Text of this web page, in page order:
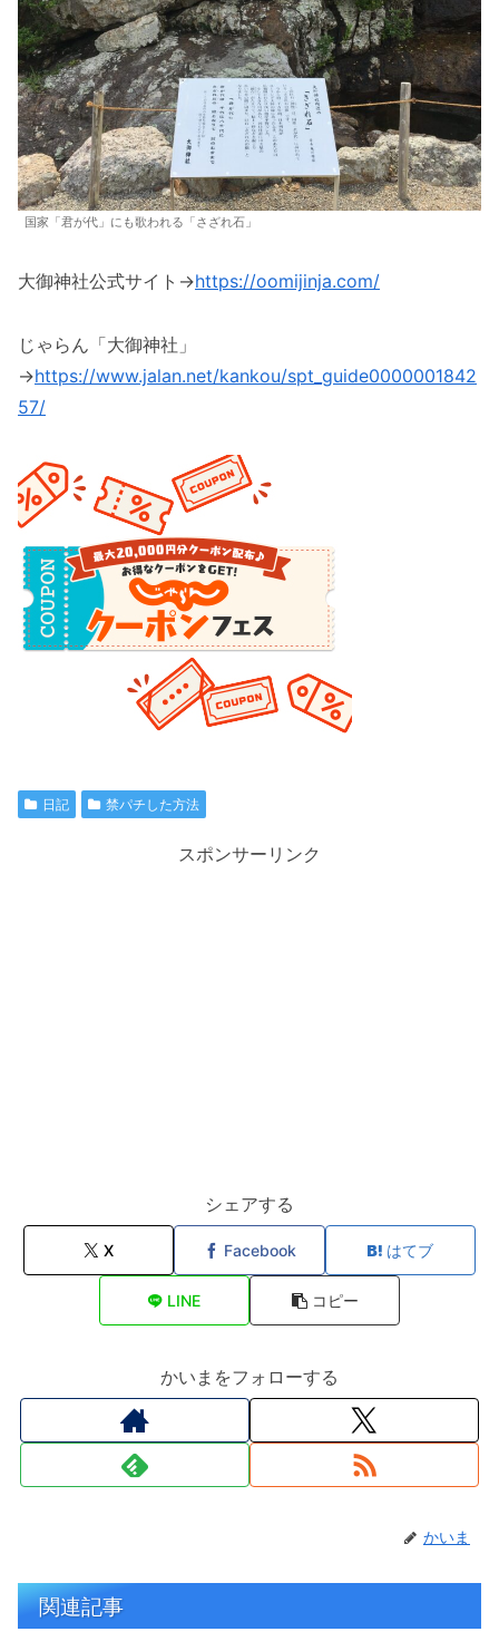
国家「君が代」にも歌われる「さざれ石」
大御神社公式サイト→https://oomijinja.com/
じゃらん「大御神社」
→https://www.jalan.net/kankou/spt_guide0000001842
57/
日記 禁パチした方法
スポンサーリンク
シェアする
X Facebook はてブ
LINE コピー
かいまをフォローする
かいま
関連記事